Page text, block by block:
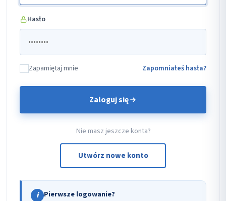
Hasło
Zapamiętaj mnie Zapomniałeś hasła?
Zaloguj się
Nie masz jeszcze konta?
Utwórz nowe konto
i Pierwsze logowanie?